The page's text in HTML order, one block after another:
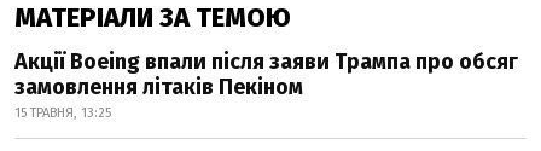
МАТЕРІАЛИ ЗА ТЕМОЮ
Акції Boeing впали після заяви Трампа про обсяг
замовлення літаків Пекіном
15 ТРАВНЯ, 13:25